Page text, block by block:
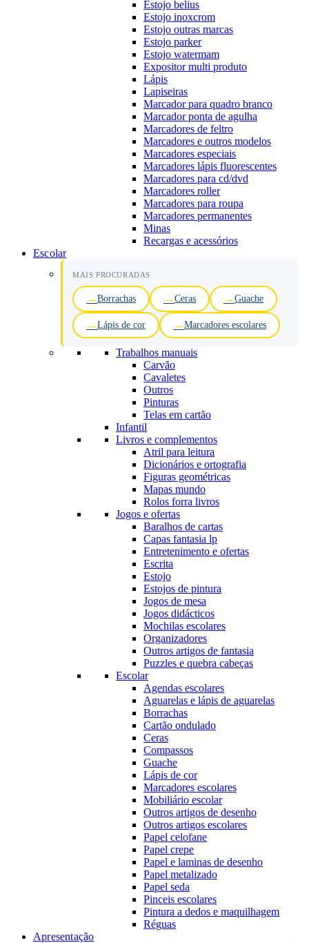
Estojo belius
Estojo inoxcrom
Estojo outras marcas
Estojo parker
Estojo watermam
Expositor multi produto
Lápis
Lapiseiras
Marcador para quadro branco
Marcador ponta de agulha
Marcadores de feltro
Marcadores e outros modelos
Marcadores especiais
Marcadores lápis fluorescentes
Marcadores para cd/dvd
Marcadores roller
Marcadores para roupa
Marcadores permanentes
Minas
Recargas e acessórios
Escolar
MAIS PROCURADAS
Borrachas Ceras Guache
Lápis de cor Marcadores escolares
Trabalhos manuais
Carvão
Cavaletes
Outros
Pinturas
Telas em cartão
Infantil
Livros e complementos
Atril para leitura
Dicionários e ortografia
Figuras geométricas
Mapas mundo
Rolos forra livros
Jogos e ofertas
Baralhos de cartas
Capas fantasia lp
Entretenimento e ofertas
Escrita
Estojo
Estojos de pintura
Jogos de mesa
Jogos didácticos
Mochilas escolares
Organizadores
Outros artigos de fantasia
Puzzles e quebra cabeças
Escolar
Agendas escolares
Aguarelas e lápis de aguarelas
Borrachas
Cartão ondulado
Ceras
Compassos
Guache
Lápis de cor
Marcadores escolares
Mobiliário escolar
Outros artigos de desenho
Outros artigos escolares
Papel celofane
Papel crepe
Papel e laminas de desenho
Papel metalizado
Papel seda
Pinceis escolares
Pintura a dedos e maquilhagem
Réguas
Apresentação